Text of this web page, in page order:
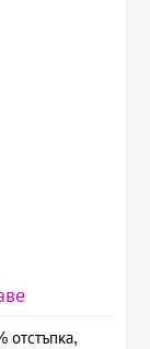
отстъпка,